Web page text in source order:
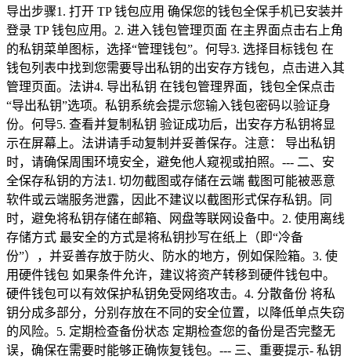
导出步骤1. 打开 TP 钱包应用 确保您的钱包全保手机已安装并
登录 TP 钱包应用。2. 进入钱包管理页面 在主界面点击右上角
的私钥菜单图标，选择“管理钱包”。何导3. 选择目标钱包 在
钱包列表中找到您需要导出私钥的出安存方钱包，点击进入其
管理页面。法讲4. 导出私钥 在钱包管理界面，钱包全保点击
“导出私钥”选项。私钥系统会提示您输入钱包密码以验证身
份。何导5. 查看并复制私钥 验证成功后，出安存方私钥将显
示在屏幕上。法讲请手动复制并妥善保存。注意： 导出私钥
时，请确保周围环境安全，避免他人窥视或拍照。--- 二、安
全保存私钥的方法1. 切勿截图或存储在云端 截图可能被恶意
软件或云端服务泄露，因此不建议以截图形式保存私钥。同
时，避免将私钥存储在邮箱、网盘等联网设备中。2. 使用离线
存储方式 最安全的方式是将私钥抄写在纸上（即“冷备
份”），并妥善存放于防火、防水的地方，例如保险箱。3. 使
用硬件钱包 如果条件允许，建议将资产转移到硬件钱包中。
硬件钱包可以有效保护私钥免受网络攻击。4. 分散备份 将私
钥分成多部分，分别存放在不同的安全位置，以降低单点失窃
的风险。5. 定期检查备份状态 定期检查您的备份是否完整无
误，确保在需要时能够正确恢复钱包。--- 三、重要提示- 私钥